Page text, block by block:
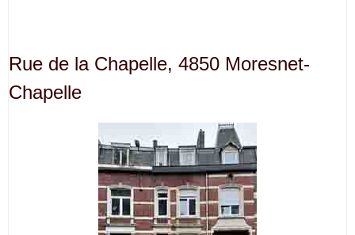
Rue de la Chapelle, 4850 Moresnet-
Chapelle